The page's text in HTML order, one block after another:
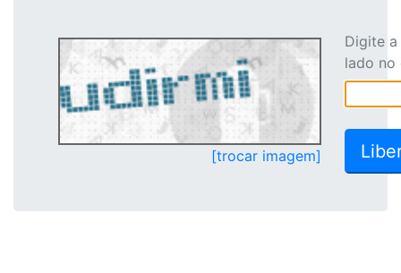
[trocar imagem]
Digite
lado no